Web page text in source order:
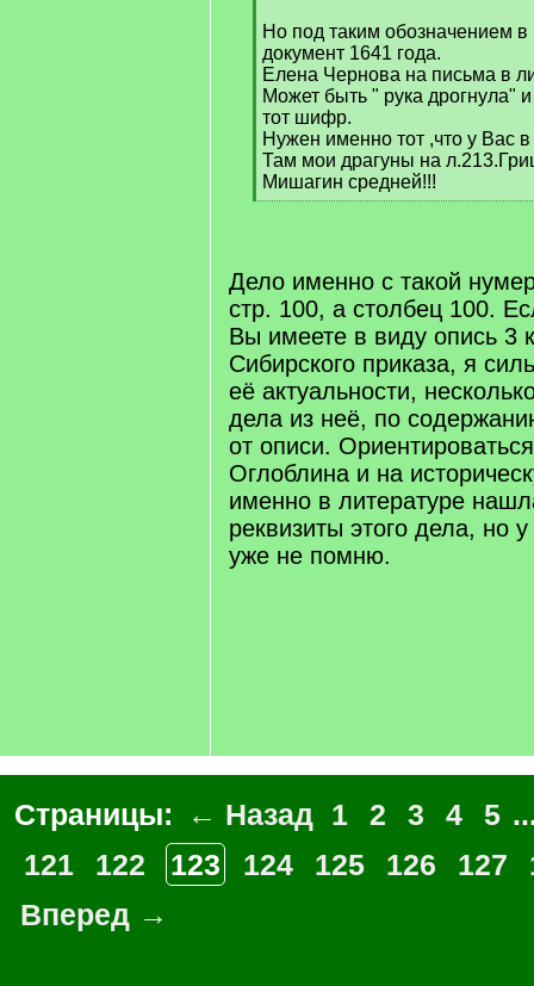
Но под таким обозначением в
документ 1641 года.
Елена Чернова на письма в
Может быть " рука дрогнула"
тот шифр.
Нужен именно тот ,что у Вас
Там мои драгуны на
Мишагин средней!!!
[
Дело именно с такой
стр. 100, а столбец 100.
Вы имеете в виду опись 3
Сибирского приказа, я
её актуальности,
дела из неё, по
от описи.
Оглоблина и на
именно в литературе
реквизиты этого дела, но
уже не помню.
Страницы: ← Назад 1 2 3 4 5
121
122 123 124 125 126 127
Вперед →